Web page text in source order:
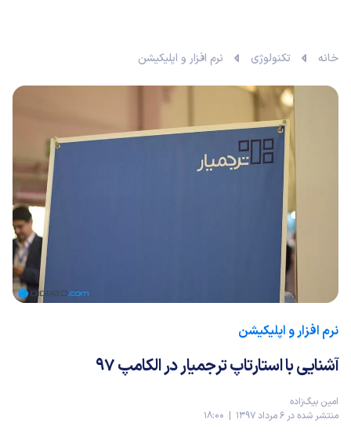
خانه تکنولوژی نرم افزار و اپلیکیشن
نرم افزار و اپلیکیشن
آشنایی با استارتاپ ترجمیار در الکامپ ۹۷
امین بیگ‌زاده
منتشر شده در 6 مرداد 1397 | 18:00